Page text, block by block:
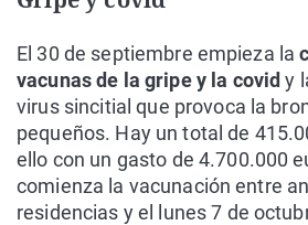
El 30 de septiembre empieza la
vacunas de la gripe y la covid y
virus sincitial que provoca la
pequeños. Hay un total de
ello con un gasto de 4.700.000
comienza la vacunación entre
residencias y el lunes 7 de